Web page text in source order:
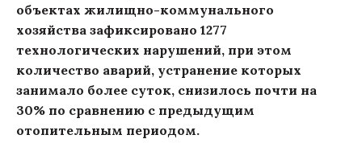
объектах жилищно-коммунального
хозяйства зафиксировано 1277
технологических нарушений, при этом
количество аварий, устранение которых
занимало более суток, снизилось почти на
30% по сравнению с предыдущим
отопительным периодом.